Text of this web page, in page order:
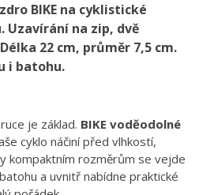
BIKE na cyklistické
Uzavírání na zip, dvě
22 cm, průměr 7,5 cm.
i batohu.
je základ. BIKE voděodolné
cyklo náčiní před vlhkostí,
kompaktním rozměrům se vejde
a uvnitř nabídne praktické